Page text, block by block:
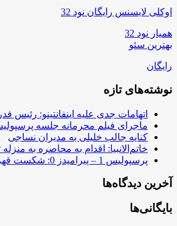
اوکلی لایسنس رایگان نود 32
همیار نود 32
بهترین سئو
رایگان
نوشته‌های تازه
اتهامات جدی علیه اینفانتینو: رئیس
ماجرای فیلم محرمانه جلسه
کنایه جالب خلیلی به مدیران نساجی
خاتم‌الانبیا: اقدام به محاصره به
پرسپولیس 1 – پیرامیدز 0: شکست قهرمان آفریقا!
آخرین دیدگاه‌ها
بایگانی‌ها